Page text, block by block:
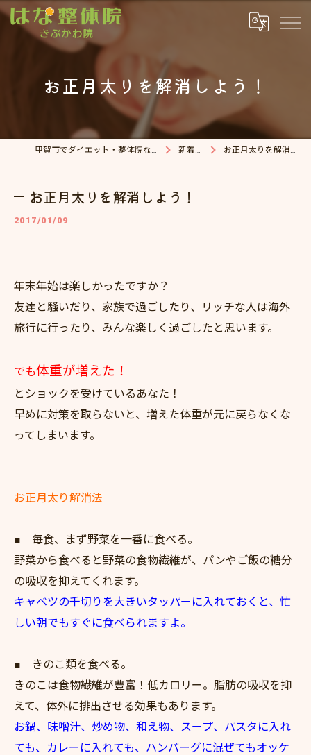
お正月太りを解消しよう！
甲賀市でダイエット・整体院ならはな整体院 新着情報 お正月太りを解消しよう！
お正月太りを解消しよう！
2017/01/09
年末年始は楽しかったですか？
友達と騒いだり、家族で過ごしたり、リッチな人は海外
旅行に行ったり、みんな楽しく過ごしたと思います。
でも体重が増えた！
とショックを受けているあなた！
早めに対策を取らないと、増えた体重が元に戻らなくな
ってしまいます。
お正月太り解消法
■ 毎食、まず野菜を一番に食べる。
野菜から食べると野菜の食物繊維が、パンやご飯の糖分
の吸収を抑えてくれます。
キャベツの千切りを大きいタッパーに入れておくと、忙
しい朝でもすぐに食べられますよ。
■ きのこ類を食べる。
きのこは食物繊維が豊富！低カロリー。脂肪の吸収を抑
えて、体外に排出させる効果もあります。
お鍋、味噌汁、炒め物、和え物、スープ、パスタに入れ
ても、カレーに入れても、ハンバーグに混ぜてもオッケ